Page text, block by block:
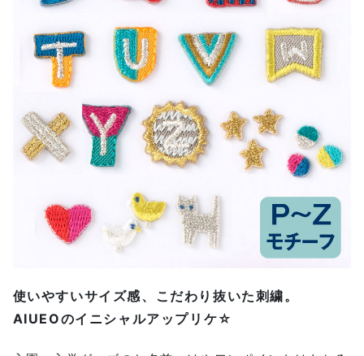
使いやすいサイズ感、こだわり抜いた刺繍。
AIUEOのイニシャルアップリケ☆